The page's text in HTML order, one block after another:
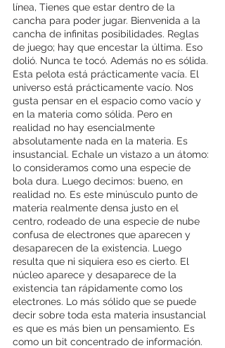
línea, Tienes que estar dentro de la
cancha para poder jugar. Bienvenida a la
cancha de infinitas posibilidades. Reglas
de juego; hay que encestar la última. Eso
dolió. Nunca te tocó. Además no es sólida.
Esta pelota está prácticamente vacía. El
universo está prácticamente vacío. Nos
gusta pensar en el espacio como vacío y
en la materia como sólida. Pero en
realidad no hay esencialmente
absolutamente nada en la materia. Es
insustancial. Echale un vistazo a un átomo:
lo consideramos como una especie de
bola dura. Luego decimos: bueno, en
realidad no. Es este minúsculo punto de
materia realmente densa justo en el
centro, rodeado de una especie de nube
confusa de electrones que aparecen y
desaparecen de la existencia. Luego
resulta que ni siquiera eso es cierto. El
núcleo aparece y desaparece de la
existencia tan rápidamente como los
electrones. Lo más sólido que se puede
decir sobre toda esta materia insustancial
es que es más bien un pensamiento. Es
como un bit concentrado de información.